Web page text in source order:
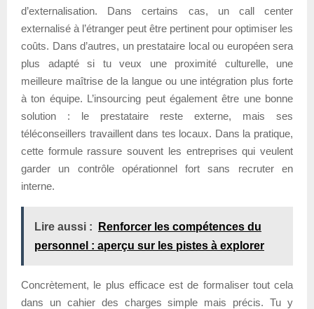
d’externalisation. Dans certains cas, un call center
externalisé à l’étranger peut être pertinent pour optimiser les
coûts. Dans d’autres, un prestataire local ou européen sera
plus adapté si tu veux une proximité culturelle, une
meilleure maîtrise de la langue ou une intégration plus forte
à ton équipe. L’insourcing peut également être une bonne
solution : le prestataire reste externe, mais ses
téléconseillers travaillent dans tes locaux. Dans la pratique,
cette formule rassure souvent les entreprises qui veulent
garder un contrôle opérationnel fort sans recruter en
interne.
Lire aussi :
Renforcer les compétences du
personnel : aperçu sur les pistes à explorer
Concrètement, le plus efficace est de formaliser tout cela
dans un cahier des charges simple mais précis. Tu y